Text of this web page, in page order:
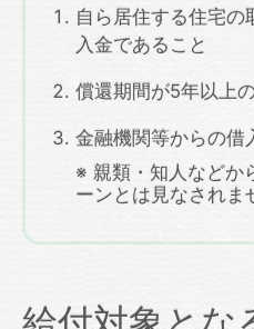
自ら居住する住宅の
入金であること
償還期間が5年以上
金融機関等からの借
※ 親類・知人などか
ーンとは見なされま